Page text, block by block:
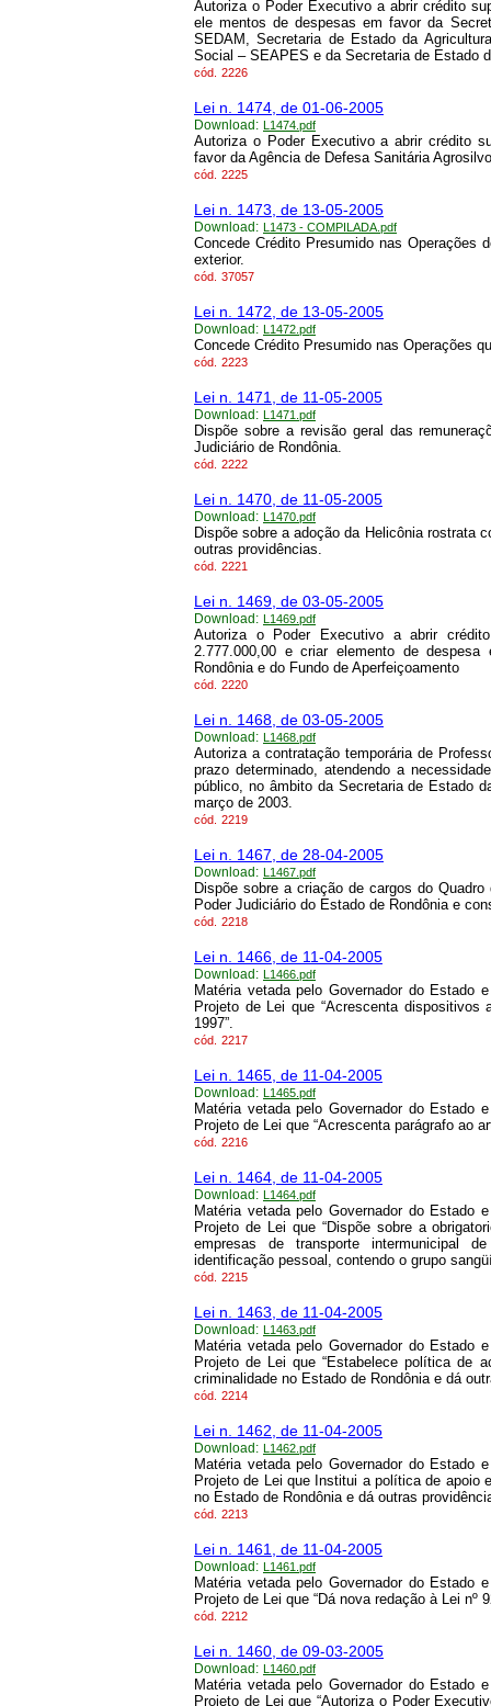
Autoriza o Poder Executivo a abrir crédito
ele mentos de despesas em favor da
SEDAM, Secretaria de Estado da
Social – SEAPES e da Secretaria de Estado
cód. 2226
Lei n. 1474, de 01-06-2005
Download: L1474.pdf
Autoriza o Poder Executivo a abrir crédito
favor da Agência de Defesa Sanitária
cód. 2225
Lei n. 1473, de 13-05-2005
Download: L1473 - COMPILADA.pdf
Concede Crédito Presumido nas Operações
exterior.
cód. 37057
Lei n. 1472, de 13-05-2005
Download: L1472.pdf
Concede Crédito Presumido nas Operações
cód. 2223
Lei n. 1471, de 11-05-2005
Download: L1471.pdf
Dispõe sobre a revisão geral das
Judiciário de Rondônia.
cód. 2222
Lei n. 1470, de 11-05-2005
Download: L1470.pdf
Dispõe sobre a adoção da Helicônia rostrata
outras providências.
cód. 2221
Lei n. 1469, de 03-05-2005
Download: L1469.pdf
Autoriza o Poder Executivo a abrir
2.777.000,00 e criar elemento de
Rondônia e do Fundo de Aperfeiçoamento
cód. 2220
Lei n. 1468, de 03-05-2005
Download: L1468.pdf
Autoriza a contratação temporária de
prazo determinado, atendendo a
público, no âmbito da Secretaria de Estado
março de 2003.
cód. 2219
Lei n. 1467, de 28-04-2005
Download: L1467.pdf
Dispõe sobre a criação de cargos do
Poder Judiciário do Estado de Rondônia e
cód. 2218
Lei n. 1466, de 11-04-2005
Download: L1466.pdf
Matéria vetada pelo Governador do Estado
Projeto de Lei que “Acrescenta
1997”.
cód. 2217
Lei n. 1465, de 11-04-2005
Download: L1465.pdf
Matéria vetada pelo Governador do Estado
Projeto de Lei que “Acrescenta parágrafo ao
cód. 2216
Lei n. 1464, de 11-04-2005
Download: L1464.pdf
Matéria vetada pelo Governador do Estado
Projeto de Lei que “Dispõe sobre a
empresas de transporte intermunicipal
identificação pessoal, contendo o grupo
cód. 2215
Lei n. 1463, de 11-04-2005
Download: L1463.pdf
Matéria vetada pelo Governador do Estado
Projeto de Lei que “Estabelece política de
criminalidade no Estado de Rondônia e dá
cód. 2214
Lei n. 1462, de 11-04-2005
Download: L1462.pdf
Matéria vetada pelo Governador do Estado
Projeto de Lei que Institui a política de apoio
no Estado de Rondônia e dá outras
cód. 2213
Lei n. 1461, de 11-04-2005
Download: L1461.pdf
Matéria vetada pelo Governador do Estado
Projeto de Lei que “Dá nova redação à Lei nº
cód. 2212
Lei n. 1460, de 09-03-2005
Download: L1460.pdf
Matéria vetada pelo Governador do Estado
Projeto de Lei que “Autoriza o Poder